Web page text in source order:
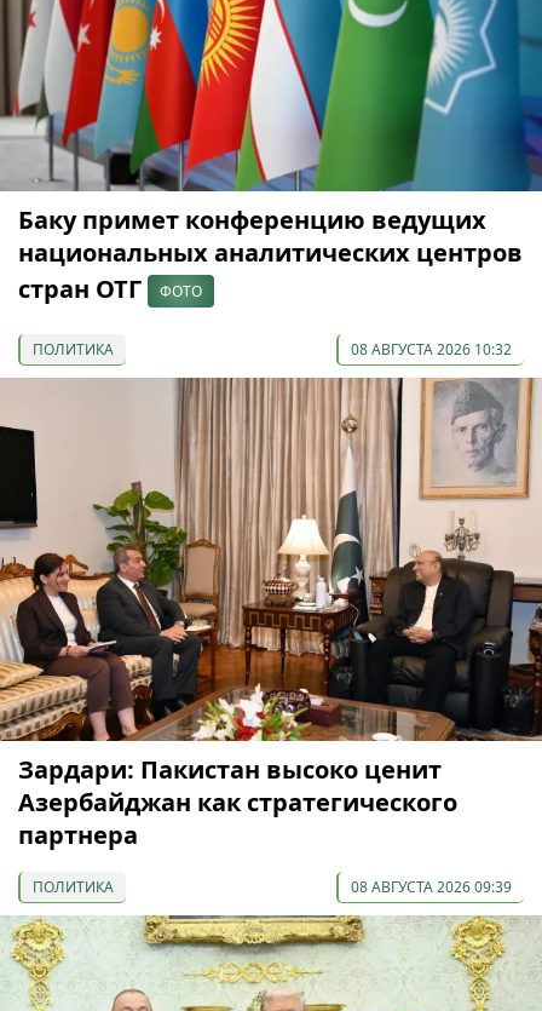
Баку примет конференцию ведущих
национальных аналитических центров
стран ОТГ
ФОТО
ПОЛИТИКА 08 АВГУСТА 2026 10:32
Зардари: Пакистан высоко ценит
Азербайджан как стратегического
партнера
ПОЛИТИКА 08 АВГУСТА 2026 09:39